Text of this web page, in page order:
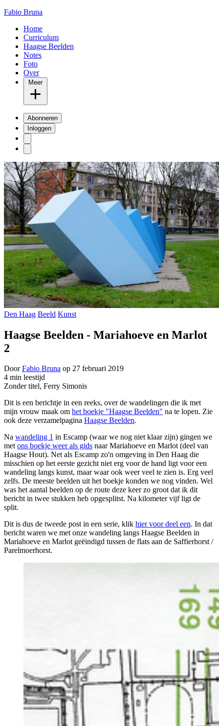
Fabio Bruna
Home
Curriculum
Haagse Beelden
Notes
Foto
Over
Meer
Abonneren
Inloggen
Den Haag Beeld Kunst
Haagse Beelden - Mariahoeve en Marlot
2
DoorFabio Bruna op 27 februari 2019
4 min leestijd
Zonder titel, Ferry Simonis
Dit is een berichtje in een reeks, over de wandelingen die ik met
mijn vrouw maak om het boekje "Haagse Beelden" na te lopen. Zie
ook deze verzamelpagina Haagse Beelden.
Na wandeling 1 in Escamp (waar we nog niet klaar zijn) gingen we
metons boekje weer als gids naar Mariahoeve en Marlot (deel van
Haagse Hout). Net als Escamp zo'n omgeving in Den Haag die
misschien op het eerste gezicht niet erg voor de hand ligt voor een
wandeling langs kunst, maar waar ook weer veel te zien is. Erg veel
zelfs. De meeste beelden uit het boekje konden we nog vinden. Wel
was het aantal beelden op de route deze keer zo groot dat ik dit
bericht in twee stukken heb opgesplitst. Na kilometer vijf ligt de
split.
Dit is dus de tweede post in een serie, klik hier voor deel een. In dat
bericht waren we met onze wandeling langs Haagse Beelden in
Mariahoeve en Marlot geëindigd tussen de flats aan de Saffierhorst /
Parelmoerhorst.